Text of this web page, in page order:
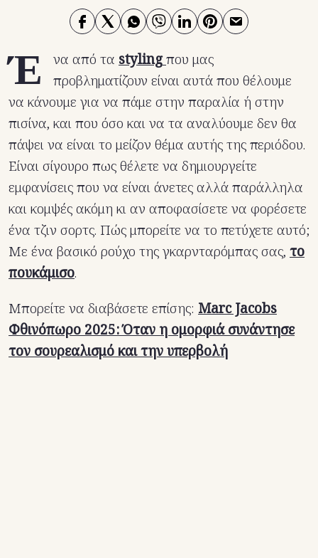
Έ να από τα stylingπου μας
προβληματίζουν είναι αυτά που θέλουμε
να κάνουμε για να πάμε στην παραλία ή στην
πισίνα, και που όσο και να τα αναλύουμε δεν θα
πάψει να είναι το μείζον θέμα αυτής της περιόδου.
Είναι σίγουρο πως θέλετε να δημιουργείτε
εμφανίσεις που να είναι άνετες αλλά παράλληλα
και κομψές ακόμη κι αν αποφασίσετε να φορέσετε
ένα τζιν σορτς. Πώς μπορείτε να το πετύχετε αυτό;
Με ένα βασικό ρούχο της γκαρνταρόμπας σας, το
πουκάμισο.
Μπορείτε να διαβάσετε επίσης: Marc Jacobs
Φθινόπωρο 2025: Όταν η ομορφιά συνάντησε
τον σουρεαλισμό και την υπερβολή